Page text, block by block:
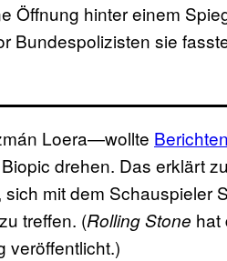
Öffnung hinter einem
Bundespolizisten sie
Loera—wollte
drehen. Das erklärt
mit dem Schauspieler
treffen. (Rolling Stone hat
veröffentlicht.)